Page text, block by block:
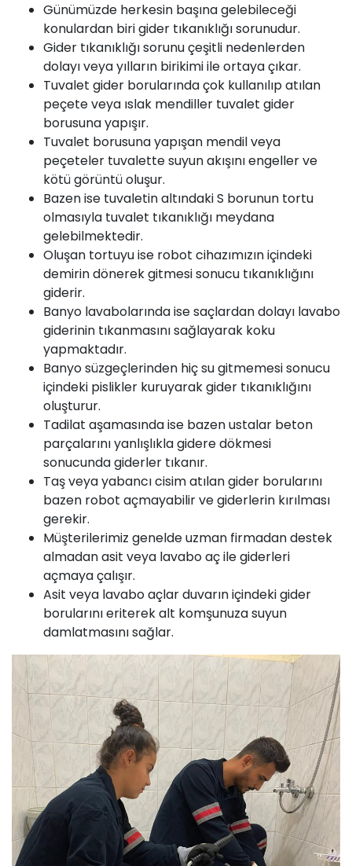
Günümüzde herkesin başına gelebileceği
konulardan biri gider tıkanıklığı sorunudur.
Gider tıkanıklığı sorunu çeşitli nedenlerden
dolayı veya yılların birikimi ile ortaya çıkar.
Tuvalet gider borularında çok kullanılıp atılan
peçete veya ıslak mendiller tuvalet gider
borusuna yapışır.
Tuvalet borusuna yapışan mendil veya
peçeteler tuvalette suyun akışını engeller ve
kötü görüntü oluşur.
Bazen ise tuvaletin altındaki S borunun tortu
olmasıyla tuvalet tıkanıklığı meydana
gelebilmektedir.
Oluşan tortuyu ise robot cihazımızın içindeki
demirin dönerek gitmesi sonucu tıkanıklığını
giderir.
Banyo lavabolarında ise saçlardan dolayı lavabo
giderinin tıkanmasını sağlayarak koku
yapmaktadır.
Banyo süzgeçlerinden hiç su gitmemesi sonucu
içindeki pislikler kuruyarak gider tıkanıklığını
oluşturur.
Tadilat aşamasında ise bazen ustalar beton
parçalarını yanlışlıkla gidere dökmesi
sonucunda giderler tıkanır.
Taş veya yabancı cisim atılan gider borularını
bazen robot açmayabilir ve giderlerin kırılması
gerekir.
Müşterilerimiz genelde uzman firmadan destek
almadan asit veya lavabo aç ile giderleri
açmaya çalışır.
Asit veya lavabo açlar duvarın içindeki gider
borularını eriterek alt komşunuza suyun
damlatmasını sağlar.